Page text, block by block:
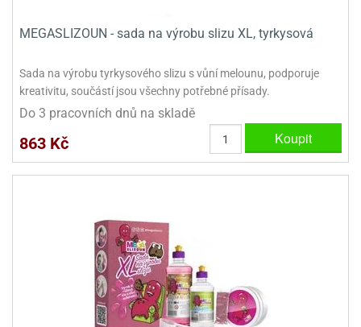
MEGASLIZOUN - sada na výrobu slizu XL, tyrkysová
Sada na výrobu tyrkysového slizu s vůní melounu, podporuje
kreativitu, součástí jsou všechny potřebné přísady.
Do 3 pracovních dnů na skladě
863 Kč Koupit